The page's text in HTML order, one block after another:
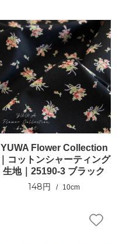
YUWA Flower Collection
｜コットンシャーティング
生地｜25190-3 ブラック
148円 10cm